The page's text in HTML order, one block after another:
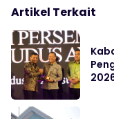
Artikel Terkait